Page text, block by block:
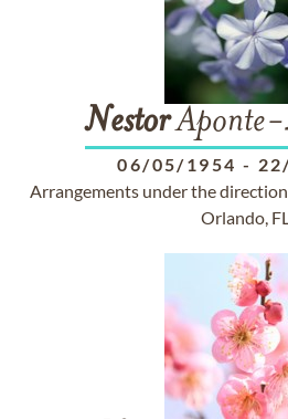
NestorAponte-
06/05/1954 -
Arrangements under the
Orlando,